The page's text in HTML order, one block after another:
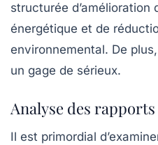
structurée d’amélioration
énergétique et de
environnemental. De
un gage de sérieux.
Analyse des
Il est primordial